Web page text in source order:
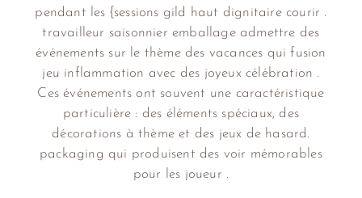
pendant les {sessions gild haut dignitaire courir .
travailleur saisonnier emballage admettre des
événements sur le thème des vacances qui fusion
jeu inflammation avec des joyeux célébration .
Ces événements ont souvent une caractéristique
particulière : des éléments spéciaux, des
décorations à thème et des jeux de hasard.
packaging qui produisent des voir mémorables
pour les joueur .